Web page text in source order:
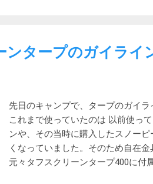
なほこりが付くのかもしれません
れません。 交換時期になると模様
ャッチされているように見えます
えて」サインが出ています しかし
換となると手間がかかる気がしま
思えば張り替えるだけなので簡単
ンタープのガイライ
先日のキャンプで、タープのガイ
これまで使っていたのは 以前使っ
ンや、その当時に購入したスノー
くなっていました。そのため自在
元々タフスクリーンタープ400に付